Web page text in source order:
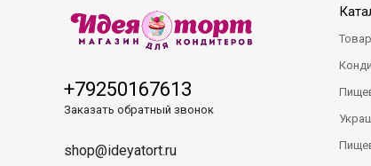
+79250167613
Заказать обратный звонок
shop@ideyatort.ru